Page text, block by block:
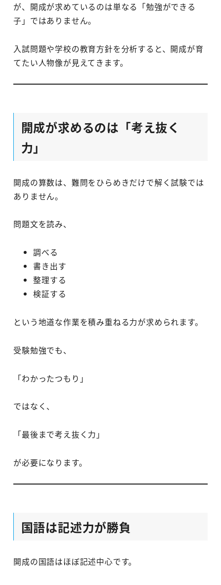
が、開成が求めているのは単なる「勉強ができる
子」ではありません。
入試問題や学校の教育方針を分析すると、開成が育
てたい人物像が見えてきます。
開成が求めるのは「考え抜く
力」
開成の算数は、難問をひらめきだけで解く試験では
ありません。
問題文を読み、
調べる
書き出す
整理する
検証する
という地道な作業を積み重ねる力が求められます。
受験勉強でも、
「わかったつもり」
ではなく、
「最後まで考え抜く力」
が必要になります。
国語は記述力が勝負
開成の国語はほぼ記述中心です。